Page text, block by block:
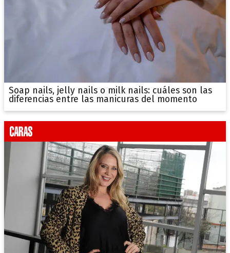
Soap nails, jelly nails o milk nails: cuáles son las
diferencias entre las manicuras del momento